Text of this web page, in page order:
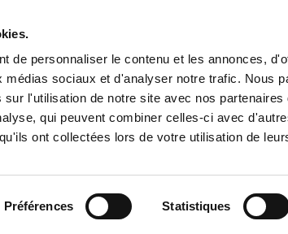
de personnaliser le contenu et les annonces,
médias sociaux et d'analyser notre trafic. Nous
l'utilisation de notre site avec nos partenaires
qui peuvent combiner celles-ci avec
ont collectées lors de votre utilisation de
Préférences Statistiques
UN LIVRE LIBRAIRIE
Les contes enfants de Nicole tome 1
IMPRIMÉS À LA DEMANDE - DÉLAI
Poirier Glais